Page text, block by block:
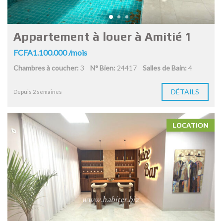
Appartement à louer à Amitié 1
FCFA1.100.000 /mois
Chambres à coucher: 3 N° Bien: 24417 Salles de Bain: 4
Depuis 2 semaines DÉTAILS
LOCATION